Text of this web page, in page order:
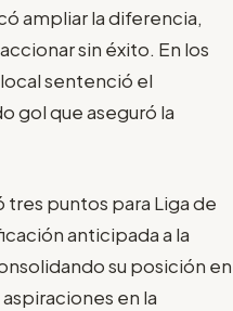
ampliar la diferencia,
sin éxito. En los
sentenció el
gol que aseguró la
tres puntos para Liga de
anticipada a la
su posición en
en la